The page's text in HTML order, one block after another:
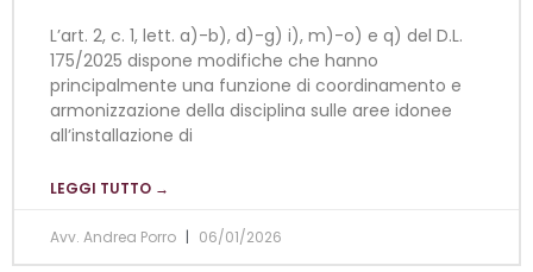
L’art. 2, c. 1, lett. a)-b), d)-g) i), m)-o) e q) del D.L.
175/2025 dispone modifiche che hanno
principalmente una funzione di coordinamento e
armonizzazione della disciplina sulle aree idonee
all’installazione di
LEGGI TUTTO →
Avv. Andrea Porro 06/01/2026